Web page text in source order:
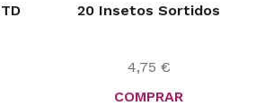
20 Insetos Sortidos
4,75 €
COMPRAR